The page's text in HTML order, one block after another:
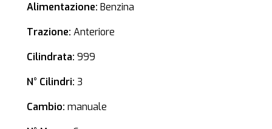
Alimentazione: Benzina
Trazione: Anteriore
Cilindrata: 999
N° Cilindri: 3
Cambio: manuale